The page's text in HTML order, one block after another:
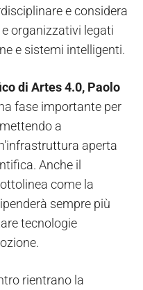
e considera
organizzativi legati
e sistemi intelligenti.
di Artes 4.0, Paolo
fase importante per
a
aperta
Anche il
come la
sempre più
tecnologie
rientrano la